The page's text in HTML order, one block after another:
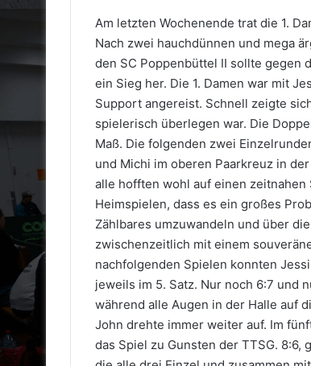
Am letzten Wochenende trat die 1.
Nach zwei hauchdünnen und mega
den SC Poppenbüttel II sollte gegen
ein Sieg her. Die 1. Damen war mit
Support angereist. Schnell zeigte
spielerisch überlegen war. Die
Maß. Die folgenden zwei
und Michi im oberen Paarkreuz in
alle hofften wohl auf einen
Heimspielen, dass es ein großes
Zählbares umzuwandeln und über
zwischenzeitlich mit einem
nachfolgenden Spielen konnten
jeweils im 5. Satz. Nur noch 6:7 und
während alle Augen in der Halle auf
John drehte immer weiter auf. Im
das Spiel zu Gunsten der TTSG.